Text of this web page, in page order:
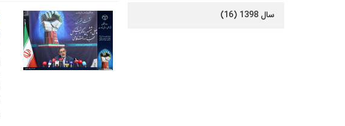
سال 1398 (16)